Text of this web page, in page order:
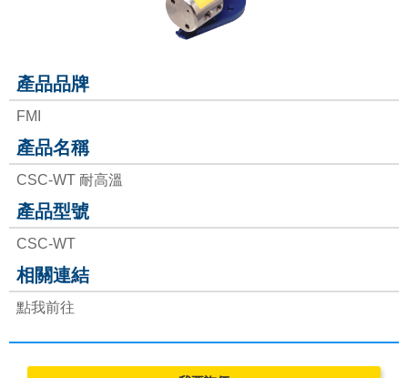
FLUIMAC PUMPS
LEAK TESTER/eVMP
PEN/PET FILMS
PEEK FILMS
產品品牌
FMI
產品名稱
CSC-WT 耐高溫
產品型號
CSC-WT
相關連結
點我前往